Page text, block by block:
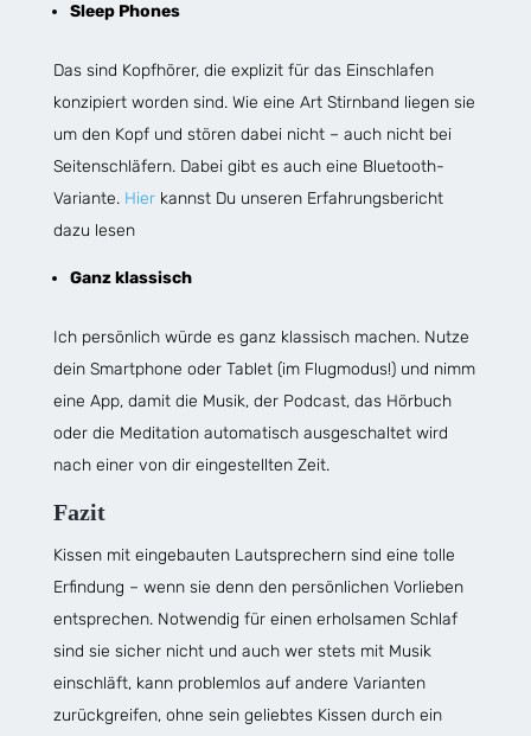
Sleep Phones
Das sind Kopfhörer, die explizit für das Einschlafen
konzipiert worden sind. Wie eine Art Stirnband liegen sie
um den Kopf und stören dabei nicht – auch nicht bei
Seitenschläfern. Dabei gibt es auch eine Bluetooth-
Variante.Hierkannst Du unseren Erfahrungsbericht
dazu lesen
Ganz klassisch
Ich persönlich würde es ganz klassisch machen. Nutze
dein Smartphone oder Tablet (im Flugmodus!) und nimm
eine App, damit die Musik, der Podcast, das Hörbuch
oder die Meditation automatisch ausgeschaltet wird
nach einer von dir eingestellten Zeit.
Fazit
Kissen mit eingebauten Lautsprechern sind eine tolle
Erfindung – wenn sie denn den persönlichen Vorlieben
entsprechen. Notwendig für einen erholsamen Schlaf
sind sie sicher nicht und auch wer stets mit Musik
einschläft, kann problemlos auf andere Varianten
zurückgreifen, ohne sein geliebtes Kissen durch ein